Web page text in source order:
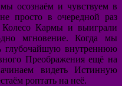
осознаём и чувствуем в
просто в очередной раз
Кармы и выиграли
мгновение. Когда мы
глубочайшую внутреннюю
Преображения ещё на
видеть Истинную
роптать на неё.